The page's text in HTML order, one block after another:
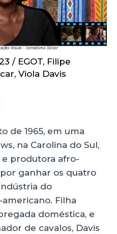
/ EGOT, Filipe
, Viola Davis
a de 1965, em uma
na Carolina do Sul,
e produtora afro-
ganhar os quatro
do
Filha
doméstica, e
de cavalos, Davis